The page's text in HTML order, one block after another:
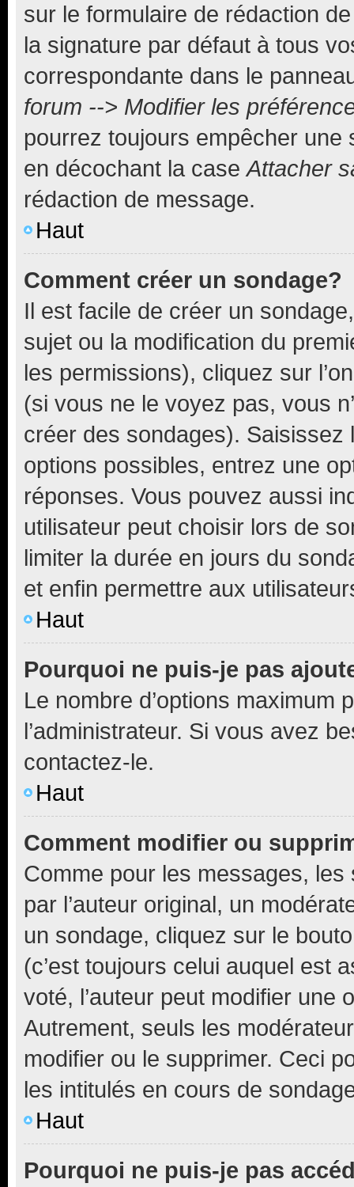
sur le formulaire de rédaction
la signature par défaut à tous
correspondante dans le
forum --> Modifier les
pourrez toujours empêcher une
en décochant la caseAttacher
rédaction de message.
Haut
Comment créer un sondage?
Il est facile de créer un
sujet ou la modification du
les permissions), cliquez sur
(si vous ne le voyez pas, vous
créer des sondages).
options possibles, entrez une
réponses. Vous pouvez aussi
utilisateur peut choisir lors de
limiter la durée en jours du
et enfin permettre aux
Haut
Pourquoi ne puis-je pas
Le nombre d’options maximum
l’administrateur. Si vous avez
contactez-le.
Haut
Comment modifier ou
Comme pour les messages,
par l’auteur original, un
un sondage, cliquez sur le
(c’est toujours celui auquel est
voté, l’auteur peut modifier une
Autrement, seuls les
modifier ou le supprimer. Ceci
les intitulés en cours de
Haut
Pourquoi ne puis-je pas